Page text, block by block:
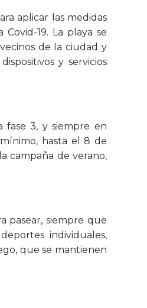
aplicar las medidas
19. La playa se
de la ciudad y
y servicios
fase 3, y siempre en
hasta el 8 de
campaña de verano,
pasear, siempre que
individuales,
que se mantienen